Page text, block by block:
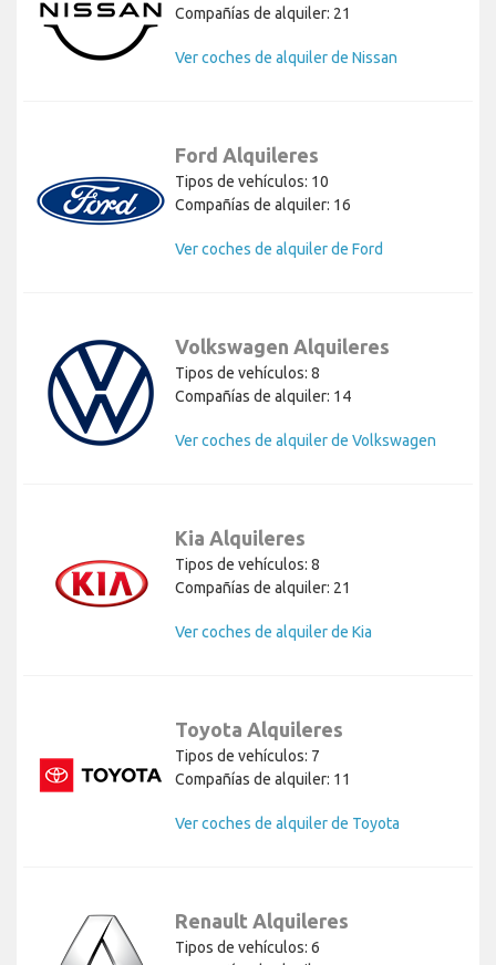
Compañías de alquiler: 21
Ver coches de alquiler de Nissan
Ford Alquileres
Tipos de vehículos: 10
Compañías de alquiler: 16
Ver coches de alquiler de Ford
Volkswagen Alquileres
Tipos de vehículos: 8
Compañías de alquiler: 14
Ver coches de alquiler de Volkswagen
Kia Alquileres
Tipos de vehículos: 8
Compañías de alquiler: 21
Ver coches de alquiler de Kia
Toyota Alquileres
Tipos de vehículos: 7
Compañías de alquiler: 11
Ver coches de alquiler de Toyota
Renault Alquileres
Tipos de vehículos: 6